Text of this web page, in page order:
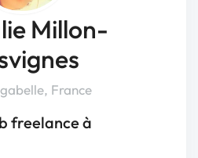
Millon-
France
freelance à